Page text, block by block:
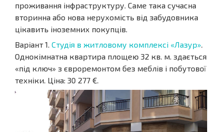
проживання інфраструктуру. Саме така сучасна
вторинна або нова нерухомість від забудовника
цікавить іноземних покупців.
Варіант 1. Студія в житловому комплексі «Лазур».
Однокімнатна квартира площею 32 кв. м. здається
«під ключ» з євроремонтом без меблів і побутової
техніки. Ціна: 30 277 €.